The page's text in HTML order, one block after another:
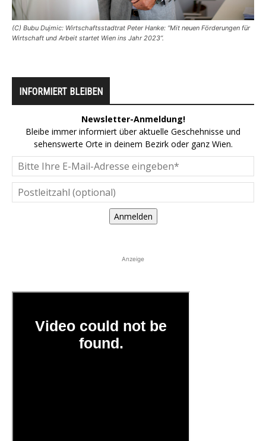
(C) Bubu Dujmic: Wirtschaftsstadtrat Peter Hanke: “Mit neuen Förderungen für
Wirtschaft und Arbeit startet Wien ins Jahr 2023”.
INFORMIERT BLEIBEN
Newsletter-Anmeldung!
Bleibe immer informiert über aktuelle Geschehnisse und
sehenswerte Orte in deinem Bezirk oder ganz Wien.
Anmelden
Anzeige